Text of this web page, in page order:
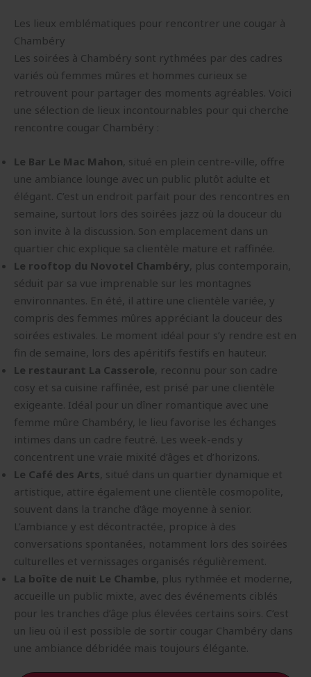
Les lieux emblématiques pour rencontrer une cougar à
Chambéry
Les soirées à Chambéry sont rythmées par des cadres
variés où femmes mûres et hommes curieux se
retrouvent pour partager des moments agréables. Voici
une sélection de lieux incontournables pour qui cherche
rencontre cougar Chambéry :
Le Bar Le Mac Mahon , situé en plein centre-ville, offre
une ambiance lounge avec un public plutôt adulte et
élégant. C’est un endroit parfait pour des rencontres en
semaine, surtout lors des soirées jazz où la douceur du
son invite à la discussion. Son emplacement dans un
quartier chic explique sa clientèle mature et raffinée.
Le rooftop du Novotel Chambéry , plus contemporain,
séduit par sa vue imprenable sur les montagnes
environnantes. En été, il attire une clientèle variée, y
compris des femmes mûres appréciant la douceur des
soirées estivales. Le moment idéal pour s’y rendre est en
fin de semaine, lors des apéritifs festifs en hauteur.
Le restaurant La Casserole , reconnu pour son cadre
cosy et sa cuisine raffinée, est prisé par une clientèle
exigeante. Idéal pour un dîner romantique avec une
femme mûre Chambéry, le lieu favorise les échanges
intimes dans un cadre feutré. Les week-ends y
concentrent une vraie mixité d’âges et d’horizons.
Le Café des Arts , situé dans un quartier dynamique et
artistique, attire également une clientèle cosmopolite,
souvent dans la tranche d’âge moyenne à senior.
L’ambiance y est décontractée, propice à des
conversations spontanées, notamment lors des soirées
culturelles et vernissages organisés régulièrement.
La boîte de nuit Le Chambe , plus rythmée et moderne,
accueille un public mixte, avec des événements ciblés
pour les tranches d’âge plus élevées certains soirs. C’est
un lieu où il est possible de sortir cougar Chambéry dans
une ambiance débridée mais toujours élégante.